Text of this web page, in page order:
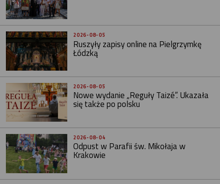
2026-08-05
Ruszyły zapisy online na Pielgrzymkę
Łódzką
2026-08-05
Nowe wydanie „Reguły Taizé”. Ukazała
się także po polsku
2026-08-04
Odpust w Parafii św. Mikołaja w
Krakowie